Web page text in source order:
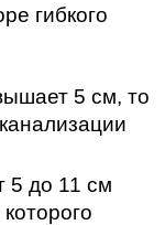
гибкого
5 см, то
5 до 11 см